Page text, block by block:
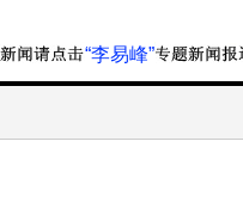
“李易峰”